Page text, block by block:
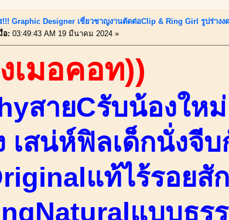
!!! Graphic Designer เชี่ยวชาญงานตัดต่อClip & Ring Girl รูปร่างง
อ: 03:49:43 AM 19 มีนาคม 2024 »
เมอคอท))
สายCรับน้องให
เสน่ห์ฟิลเด็กนั่งจี
แท้ไร้รอยสั
แบบธร